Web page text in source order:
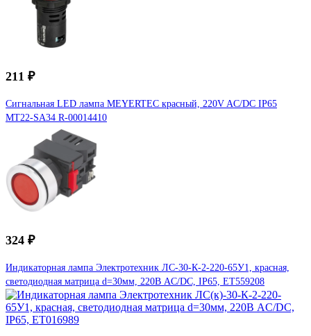
211 ₽
Сигнальная LED лампа MEYERTEC красный, 220V AC/DC IP65
MT22-SA34 R-00014410
324 ₽
Индикаторная лампа Электротехник ЛС-30-К-2-220-65У1, красная,
светодиодная матрица d=30мм, 220В AC/DC, IP65, ET559208